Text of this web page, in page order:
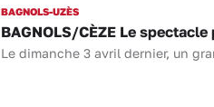
BAGNOLS-UZÈS
BAGNOLS/CÈZE Le
Le dimanche 3 avril dernier, un